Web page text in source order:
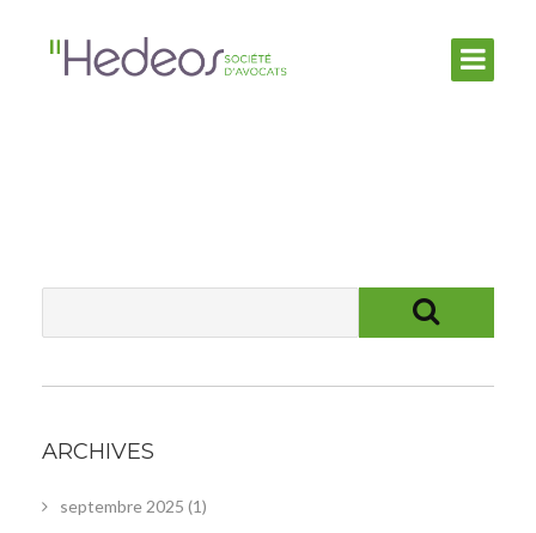
ARCHIVES
septembre 2025 (1)